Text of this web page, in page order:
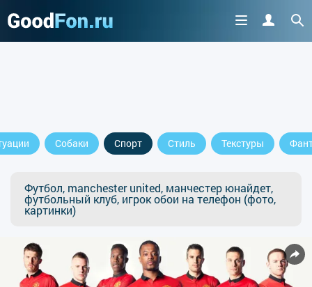
Собаки Спорт Стиль Текстуры
Футбол, manchester united, манчестер юнайдет,
футбольный клуб, игрок обои на телефон (фото,
картинки)